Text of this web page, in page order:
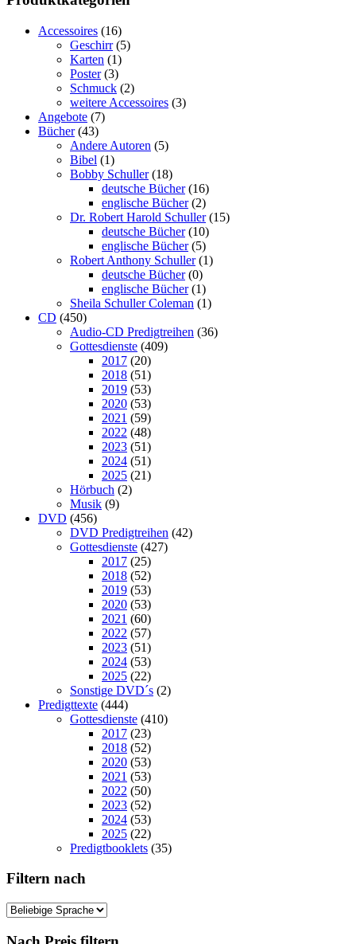
Accessoires (16)
Geschirr (5)
Karten (1)
Poster (3)
Schmuck (2)
weitere Accessoires (3)
Angebote (7)
Bücher (43)
Andere Autoren (5)
Bibel (1)
Bobby Schuller (18)
deutsche Bücher (16)
englische Bücher (2)
Dr. Robert Harold Schuller (15)
deutsche Bücher (10)
englische Bücher (5)
Robert Anthony Schuller (1)
deutsche Bücher (0)
englische Bücher (1)
Sheila Schuller Coleman (1)
CD (450)
Audio-CD Predigtreihen (36)
Gottesdienste (409)
2017 (20)
2018 (51)
2019 (53)
2020 (53)
2021 (59)
2022 (48)
2023 (51)
2024 (51)
2025 (21)
Hörbuch (2)
Musik (9)
DVD (456)
DVD Predigtreihen (42)
Gottesdienste (427)
2017 (25)
2018 (52)
2019 (53)
2020 (53)
2021 (60)
2022 (57)
2023 (51)
2024 (53)
2025 (22)
Sonstige DVD´s (2)
Predigttexte (444)
Gottesdienste (410)
2017 (23)
2018 (52)
2020 (53)
2021 (53)
2022 (50)
2023 (52)
2024 (53)
2025 (22)
Predigtbooklets (35)
Filtern nach